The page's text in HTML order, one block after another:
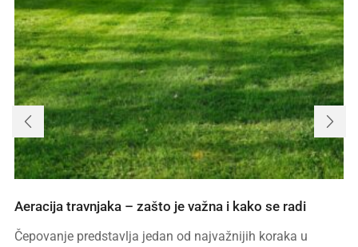
Aeracija travnjaka – zašto je važna i kako se radi
Čepovanje predstavlja jedan od najvažnijih koraka u